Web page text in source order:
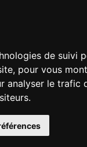
de suivi
pour vous
analyser le trafic